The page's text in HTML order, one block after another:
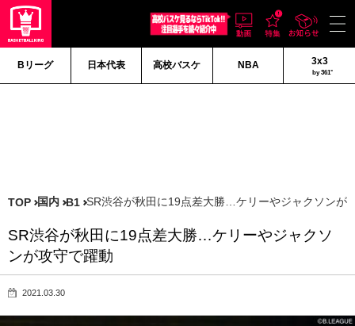
Bリーグ 日本代表 高校バスケ NBA 3x3
by 361°
TOP 国内 B1 SR渋谷が秋田に19点差大勝…ケリーやジャクソンが
SR渋谷が秋田に19点差大勝…ケリーやジャクソ
ンが攻守で躍動
2021.03.30